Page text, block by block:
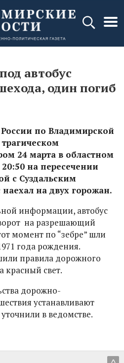
автобус
один погиб
по Владимирской
24 марта в областном
на пересечении
с Суздальским
на двух горожан.
информации, автобус
на разрешающий
момент по “зебре” шли
года рождения.
правила дорожного
красный свет.
дорожно-
устанавливают
в ведомстве.